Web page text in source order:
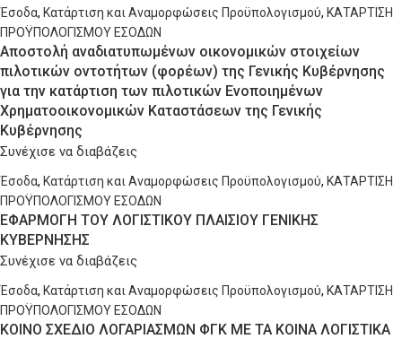
Έσοδα, Κατάρτιση και Αναμορφώσεις Προϋπολογισμού, ΚΑΤΑΡΤΙΣΗ
ΠΡΟΫΠΟΛΟΓΙΣΜΟΥ ΕΣΟΔΩΝ
Αποστολή αναδιατυπωμένων οικονομικών στοιχείων
πιλοτικών οντοτήτων (φορέων) της Γενικής Κυβέρνησης
για την κατάρτιση των πιλοτικών Ενοποιημένων
Χρηματοοικονομικών Καταστάσεων της Γενικής
Κυβέρνησης
Συνέχισε να διαβάζεις
Έσοδα, Κατάρτιση και Αναμορφώσεις Προϋπολογισμού, ΚΑΤΑΡΤΙΣΗ
ΠΡΟΫΠΟΛΟΓΙΣΜΟΥ ΕΣΟΔΩΝ
ΕΦΑΡΜΟΓΗ ΤΟΥ ΛΟΓΙΣΤΙΚΟΥ ΠΛΑΙΣΙΟΥ ΓΕΝΙΚΗΣ
ΚΥΒΕΡΝΗΣΗΣ
Συνέχισε να διαβάζεις
Έσοδα, Κατάρτιση και Αναμορφώσεις Προϋπολογισμού, ΚΑΤΑΡΤΙΣΗ
ΠΡΟΫΠΟΛΟΓΙΣΜΟΥ ΕΣΟΔΩΝ
ΚΟΙΝΟ ΣΧΕΔΙΟ ΛΟΓΑΡΙΑΣΜΩΝ ΦΓΚ ΜΕ ΤΑ ΚΟΙΝΑ ΛΟΓΙΣΤΙΚΑ